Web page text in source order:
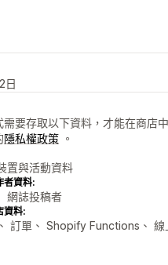
日
需要存取以下資料，才能在商店
隱私權政策 。
置與活動資料
者資料:
網誌投稿者
資料:
訂單、 Shopify Functions、